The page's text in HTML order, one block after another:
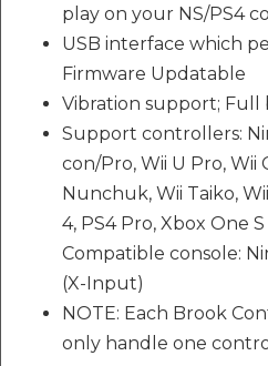
play on your NS/PS4
USB interface which
Firmware Updatable
Vibration support;
Support controllers:
con/Pro, Wii U Pro, Wii
Nunchuk, Wii Taiko,
4, PS4 Pro, Xbox One
Compatible console:
(X-Input)
NOTE: Each Brook
only handle one